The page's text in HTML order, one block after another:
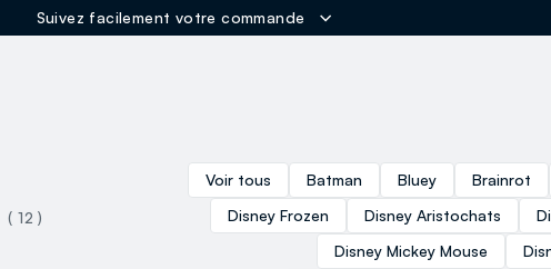
Suivez facilement votre commande
( 12 )
Voir tous Batman Bluey Brainrot
Disney Frozen
Disney Aristochats
Disney Mickey Mouse